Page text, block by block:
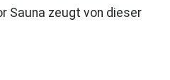
Sauna zeugt von dieser